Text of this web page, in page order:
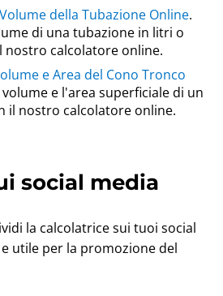
della Tubazione Online.
di una tubazione in litri o
nostro calcolatore online.
e Area del Cono Tronco
volume e l'area superficiale di un
il nostro calcolatore online.
social media
la calcolatrice sui tuoi social
utile per la promozione del